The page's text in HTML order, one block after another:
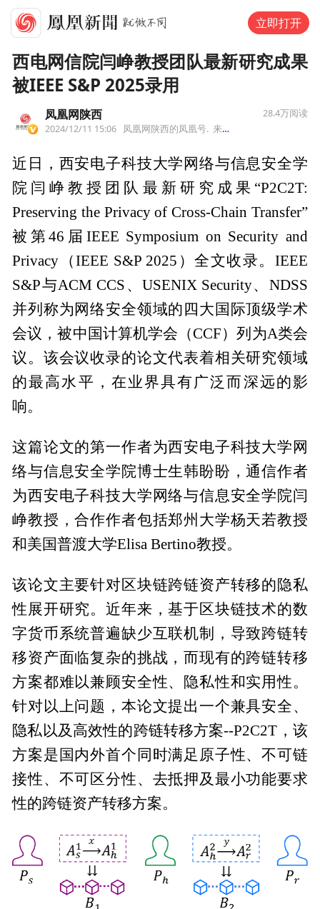
立即打开
西电网信院闫峥教授团队最新研究成果
被IEEE S&P 2025录用
凤凰网陕西
2024/12/11 15:06 凤凰网陕西的凤凰号. 来自陕西
28.4万阅读
近日，西安电子科技大学网络与信息安全学
院闫峥教授团队最新研究成果“P2C2T:
Preserving the Privacy of Cross-Chain Transfer”
被第46届IEEE Symposium on Security and
Privacy（IEEE S&P 2025）全文收录。IEEE
S&P与ACM CCS、USENIX Security、NDSS
并列称为网络安全领域的四大国际顶级学术
会议，被中国计算机学会（CCF）列为A类会
议。该会议收录的论文代表着相关研究领域
的最高水平，在业界具有广泛而深远的影
响。
这篇论文的第一作者为西安电子科技大学网
络与信息安全学院博士生韩盼盼，通信作者
为西安电子科技大学网络与信息安全学院闫
峥教授，合作作者包括郑州大学杨天若教授
和美国普渡大学Elisa Bertino教授。
该论文主要针对区块链跨链资产转移的隐私
性展开研究。近年来，基于区块链技术的数
字货币系统普遍缺少互联机制，导致跨链转
移资产面临复杂的挑战，而现有的跨链转移
方案都难以兼顾安全性、隐私性和实用性。
针对以上问题，本论文提出一个兼具安全、
隐私以及高效性的跨链转移方案--P2C2T，该
方案是国内外首个同时满足原子性、不可链
接性、不可区分性、去抵押及最小功能要求
性的跨链资产转移方案。